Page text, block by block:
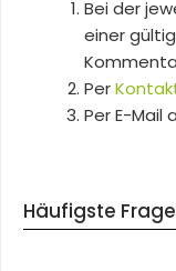
Bei der
einer
Per
Per E-Mail
Häufigste